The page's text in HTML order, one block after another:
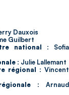
Dauxois
Guilbert
national : Sofia
: Julie Lallemant
régional : Vincent
: Arnaud